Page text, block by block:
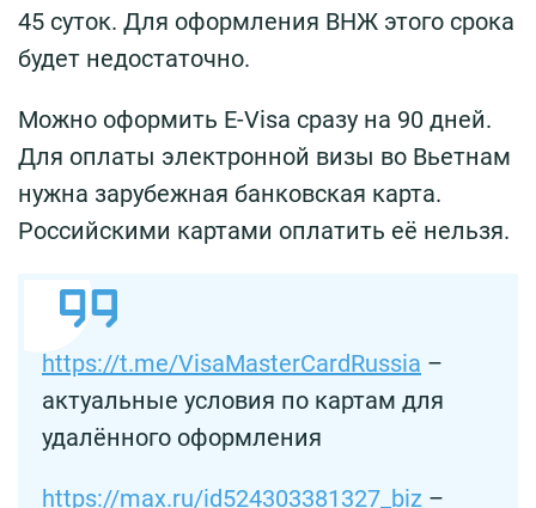
45 суток. Для оформления ВНЖ этого срока
будет недостаточно.
Можно оформить E-Visa сразу на 90 дней.
Для оплаты электронной визы во Вьетнам
нужна зарубежная банковская карта.
Российскими картами оплатить её нельзя.
https://t.me/VisaMasterCardRussia –
актуальные условия по картам для
удалённого оформления
https://max.ru/id524303381327_biz –